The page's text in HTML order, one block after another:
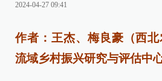
2024-04-27 09:41
作者：王杰、梅良豪（西
流域乡村振兴研究与评估中心